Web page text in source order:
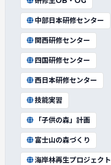
中部日本研修センター
関西研修センター
四国研修センター
西日本研修センター
技能実習
「子供の森」計画
富士山の森づくり
海岸林再生プロジェクト